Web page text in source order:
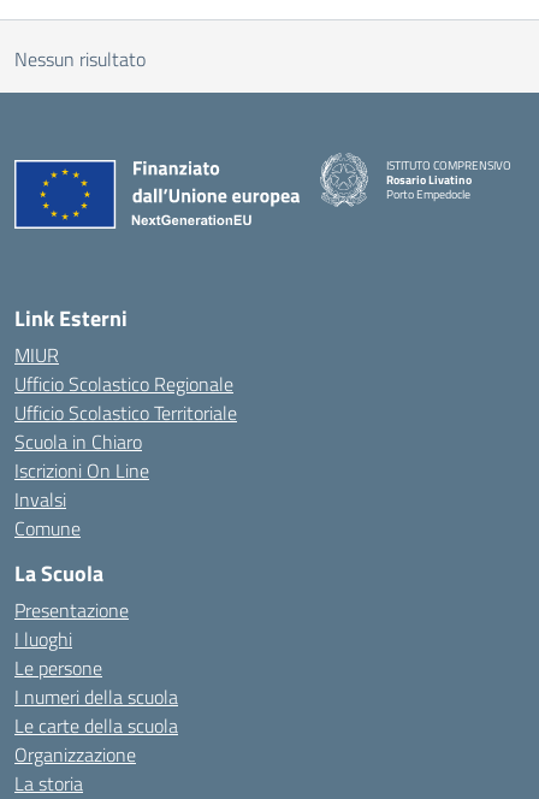
Nessun risultato
ISTITUTO COMPRENSIVO
Rosario Livatino
Porto Empedocle
Link Esterni
MIUR
Ufficio Scolastico Regionale
Ufficio Scolastico Territoriale
Scuola in Chiaro
Iscrizioni On Line
Invalsi
Comune
La Scuola
Presentazione
I luoghi
Le persone
I numeri della scuola
Le carte della scuola
Organizzazione
La storia